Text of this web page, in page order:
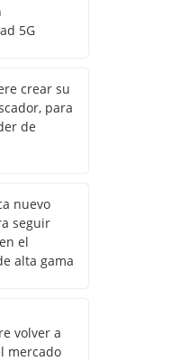
5G
crear su
para
de
nuevo
seguir
el
alta gama
volver a
mercado